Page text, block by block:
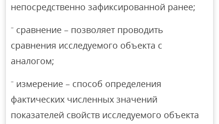
непосредственно зафиксированной ранее;
⁻ сравнение – позволяет проводить
сравнения исследуемого объекта с
аналогом;
⁻ измерение – способ определения
фактических численных значений
показателей свойств исследуемого объекта